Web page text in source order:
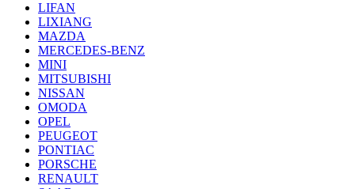
LIFAN
LIXIANG
MAZDA
MERCEDES-BENZ
MINI
MITSUBISHI
NISSAN
OMODA
OPEL
PEUGEOT
PONTIAC
PORSCHE
RENAULT